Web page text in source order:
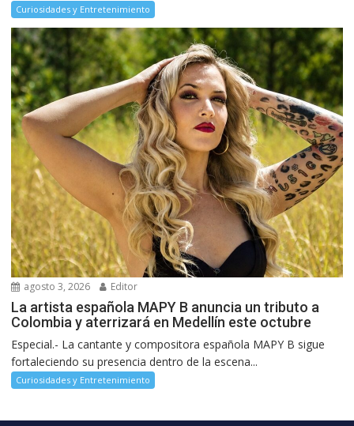
Curiosidades y Entretenimiento
agosto 3, 2026 Editor
La artista española MAPY B anuncia un tributo a
Colombia y aterrizará en Medellín este octubre
Especial.- La cantante y compositora española MAPY B sigue
fortaleciendo su presencia dentro de la escena...
Curiosidades y Entretenimiento